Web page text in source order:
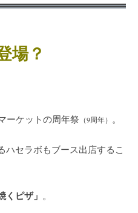
場？
ーケットの周年祭 （9周年） 。
ハセラボもブース出店するこ
くピザ」 。